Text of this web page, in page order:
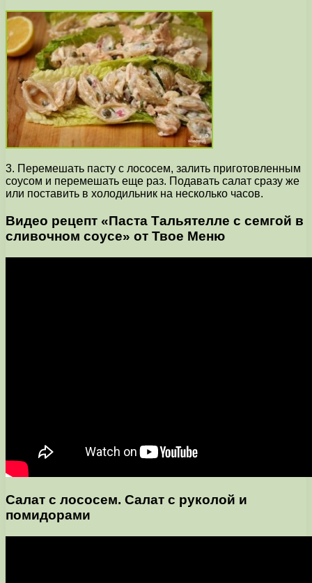
3. Перемешать пасту с лососем, залить приготовленным
соусом и перемешать еще раз. Подавать салат сразу же
или поставить в холодильник на несколько часов.
Видео рецепт «Паста Тальятелле с семгой в
сливочном соусе» от Твое Меню
Салат с лососем. Салат с руколой и
помидорами